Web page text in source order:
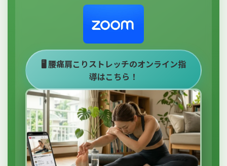
🖥️ 腰痛肩こりストレッチのオンライン指
導はこちら！